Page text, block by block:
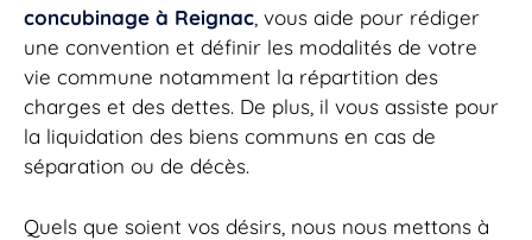
concubinage à Reignac , vous aide pour rédiger
une convention et définir les modalités de votre
vie commune notamment la répartition des
charges et des dettes. De plus, il vous assiste pour
la liquidation des biens communs en cas de
séparation ou de décès.
Quels que soient vos désirs, nous nous mettons à